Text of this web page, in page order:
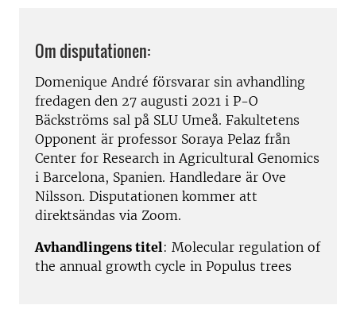
Om disputationen:
Domenique André försvarar sin avhandling
fredagen den 27 augusti 2021 i P-O
Bäckströms sal på SLU Umeå. Fakultetens
Opponent är professor Soraya Pelaz från
Center for Research in Agricultural Genomics
i Barcelona, ​​Spanien. Handledare är Ove
Nilsson. Disputationen kommer att
direktsändas via Zoom.
Avhandlingens titel: Molecular regulation of
the annual growth cycle in Populus trees